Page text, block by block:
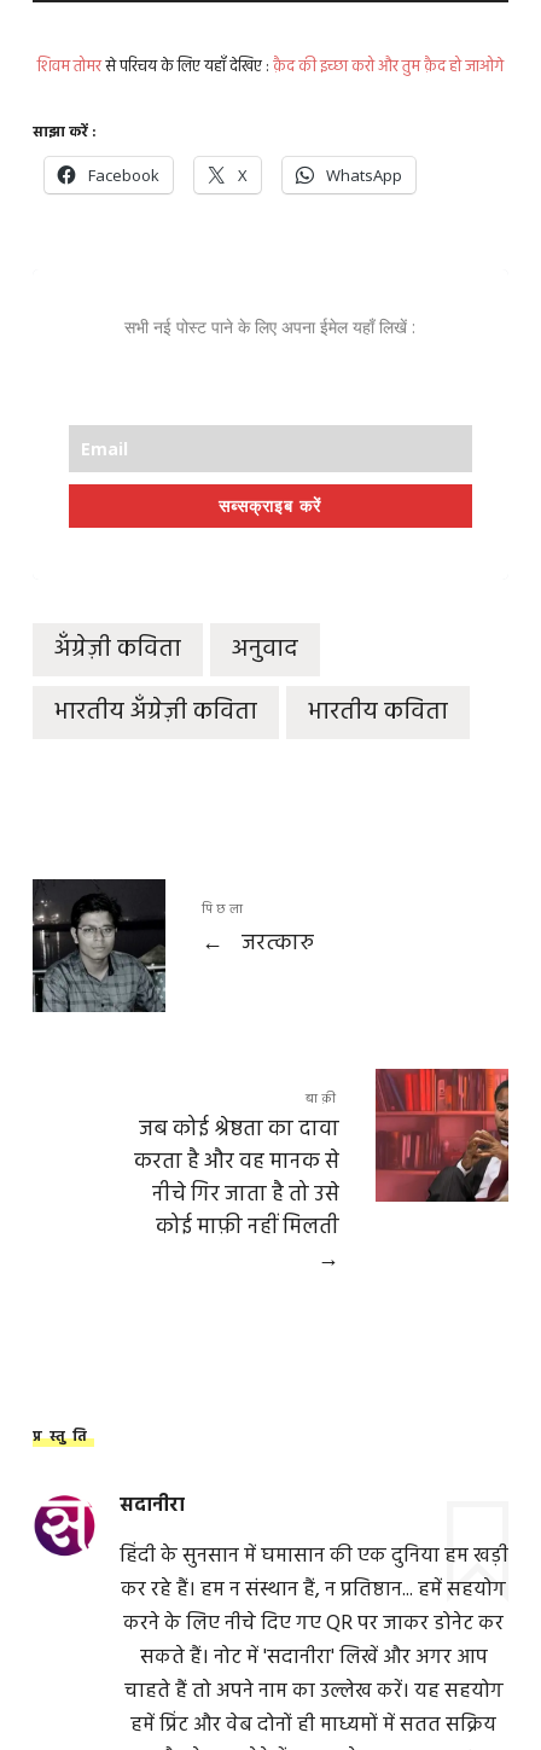
शिवम तोमरसे परिचय के लिए यहाँ देखिए :क़ैद की इच्छा करो और तुम क़ैद हो जाओगे
साझा करें :
Facebook X WhatsApp
सभी नई पोस्ट पाने के लिए अपना ईमेल यहाँ लिखें :
सब्सक्राइब करें
अँग्रेज़ी कविता
अनुवाद
भारतीय अँग्रेज़ी कविता
भारतीय कविता
पिछला
← जरत्कारु
बाक़ी
जब कोई श्रेष्ठता का दावा
करता है और वह मानक से
नीचे गिर जाता है तो उसे
कोई माफ़ी नहीं मिलती
→
प्रस्तुति
सदानीरा
हिंदी के सुनसान में घमासान की एक दुनिया हम खड़ी
कर रहे हैं। हम न संस्थान हैं, न प्रतिष्ठान... हमें सहयोग
करने के लिए नीचे दिए गए QR पर जाकर डोनेट कर
सकते हैं। नोट में 'सदानीरा' लिखें और अगर आप
चाहते हैं तो अपने नाम का उल्लेख करें। यह सहयोग
हमें प्रिंट और वेब दोनों ही माध्यमों में सतत सक्रिय